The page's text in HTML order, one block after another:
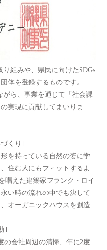
り組みや、県民に向けたSDGs
体を登録するものです。
がら、事業を通じて「社会課
実現に貢献してまいりま
くり｣
を持っている自然の姿に学
住む人にもフィットするよ
唱えた建築家フランク・ロイ
い時の流れの中でも決して
オーガニックハウスを創造
｣
の会社周辺の清掃、年に2度